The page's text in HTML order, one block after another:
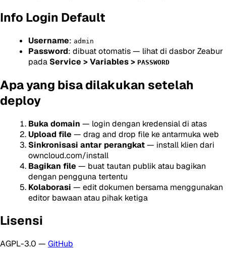
Info Login Default
Username: admin
Password: dibuat otomatis — lihat di dasbor Zeabur
pada Service > Variables > PASSWORD
Apa yang bisa dilakukan setelah
deploy
Buka domain — login dengan kredensial di atas
Upload file — drag and drop file ke antarmuka web
Sinkronisasi antar perangkat— install klien dari
owncloud.com/install
Bagikan file — buat tautan publik atau bagikan
dengan pengguna tertentu
Kolaborasi — edit dokumen bersama menggunakan
editor bawaan atau pihak ketiga
Lisensi
AGPL-3.0 — GitHub